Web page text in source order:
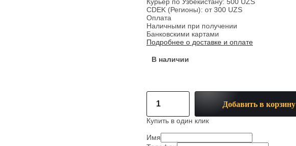
CDEK (Регионы): от 300 UZS
Оплата
Наличными при получении
Банковскими картами
Подробнее о доставке и оплате
В наличии
Добавить в корзину
Купить в один клик
Имя